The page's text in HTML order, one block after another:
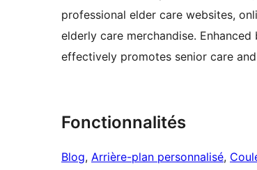
professional elder care websites,
elderly care merchandise.
effectively promotes senior care
Fonctionnalités
Blog, Arrière-plan personnalisé,